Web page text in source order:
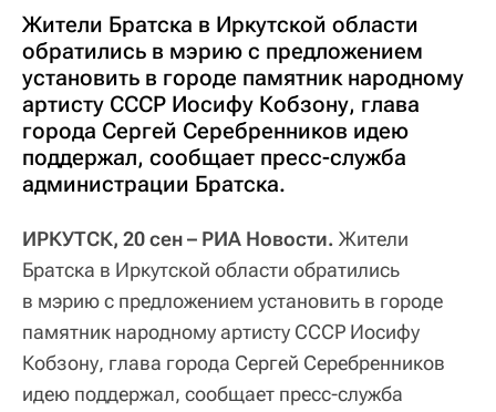
Жители Братска в Иркутской области
обратились в мэрию с предложением
установить в городе памятник народному
артисту СССР Иосифу Кобзону, глава
города Сергей Серебренников идею
поддержал, сообщает пресс-служба
администрации Братска.
ИРКУТСК, 20 сен – РИА Новости. Жители
Братска в Иркутской области обратились
в мэрию с предложением установить в городе
памятник народному артисту СССР Иосифу
Кобзону, глава города Сергей Серебренников
идею поддержал, сообщает пресс-служба